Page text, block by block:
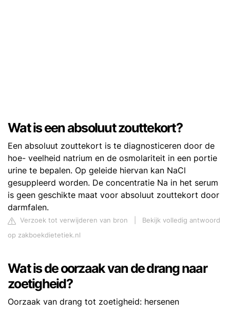
Wat is een absoluut zouttekort?
Een absoluut zouttekort is te diagnosticeren door de
hoe- veelheid natrium en de osmolariteit in een portie
urine te bepalen. Op geleide hiervan kan NaCl
gesuppleerd worden. De concentratie Na in het serum
is geen geschikte maat voor absoluut zouttekort door
darmfalen.
Verzoek tot verwijderen van bron
Bekijk volledig antwoord
op zakboekdietetiek.nl
Wat is de oorzaak van de drang naar
zoetigheid?
Oorzaak van drang tot zoetigheid: hersenen